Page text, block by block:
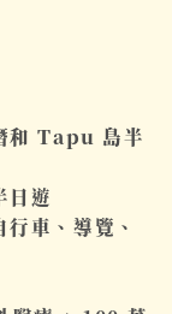
和 Tapu 島半
日遊
車、導覽、